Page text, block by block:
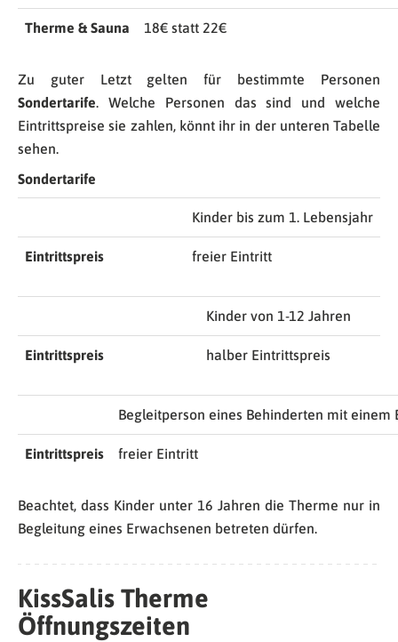
Therme & Sauna 18€ statt 22€
Zu guter Letzt gelten für bestimmte Personen
Sondertarife. Welche Personen das sind und welche
Eintrittspreise sie zahlen, könnt ihr in der unteren Tabelle
sehen.
Sondertarife
Kinder bis zum 1. Lebensjahr
Eintrittspreis freier Eintritt
Kinder von 1-12 Jahren
Eintrittspreis halber Eintrittspreis
Begleitperson eines Behinderten mit einem
Eintrittspreis freier Eintritt
Beachtet, dass Kinder unter 16 Jahren die Therme nur in
Begleitung eines Erwachsenen betreten dürfen.
KissSalis Therme
Öffnungszeiten